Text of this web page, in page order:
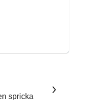
spricka